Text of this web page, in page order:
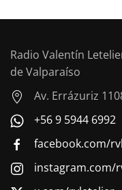
Radio Valentín
de Valparaíso
Av. Errázuriz
+56 9 5944 6992
facebook.com/
instagram.com/